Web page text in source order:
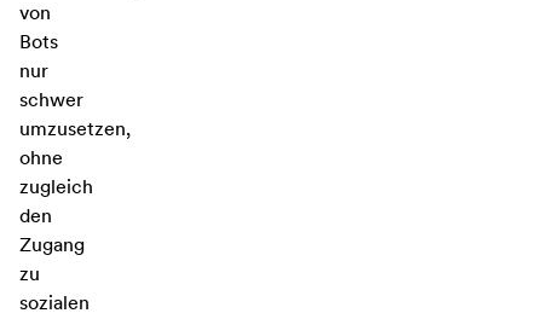
von
Bots
nur
schwer
umzusetzen,
ohne
zugleich
den
Zugang
zu
sozialen